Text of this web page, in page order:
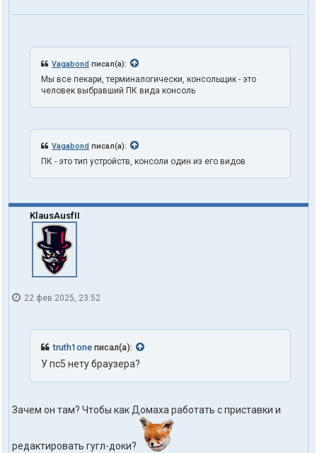
Vagabond писал(а):
Мы все пекари, терминалогически, консольщик - это
человек выбравший ПК вида консоль
Vagabond писал(а):
ПК - это тип устройств, консоли один из его видов
KlausAusfII
22 фев 2025, 23:52
truth1one писал(а):
У пс5 нету браузера?
Зачем он там? Чтобы как Домаха работать с приставки и
редактировать гугл-доки?